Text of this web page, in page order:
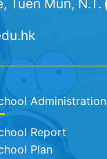
Tuen Mun, N.T.
Administration
Report
Plan